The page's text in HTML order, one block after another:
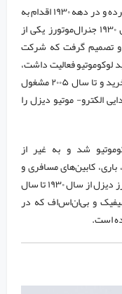
جنرال‌موتورز از سال ۱۹۰۸ فعالیت خود را آغاز کرده و در دهه ۱۹۳۰ اقدام به
تولید و توسعه لوکوموتیو کرده است. در سال ۱۹۳۰ جنرال‌موتورز یکی از
و تصمیم گرفت که شرکت
لوکوموتیو فعالیت داشت،
خریداری کند. شرکت مذکور را جنرال‌موتورز خرید و تا سال ۲۰۰۵ مشغول
الکترو- موتیو دیزل را
شد و به غیر از
کابین‌های مسافری و
حتی نظامی را در سال ۱۹۵۲ ساخت. جنرال‌موتورز دیزل از سال ۱۹۳۰ تا سال
و بی‌ان‌اس‌اف که در
است.